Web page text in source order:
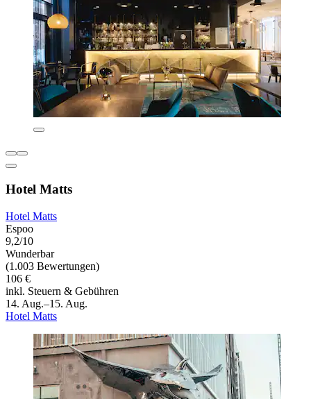
Hotel Matts
Hotel Matts
Espoo
9,2/10
Wunderbar
(1.003 Bewertungen)
106 €
inkl. Steuern & Gebühren
14. Aug.–15. Aug.
Hotel Matts